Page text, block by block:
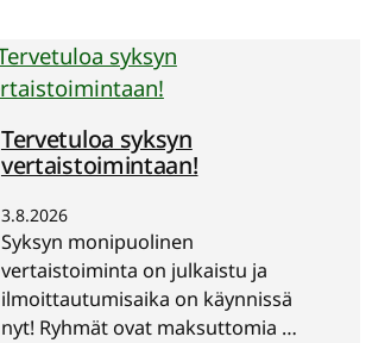
Tervetuloa syksyn
vertaistoimintaan!
3.8.2026
Syksyn monipuolinen
vertaistoiminta on julkaistu ja
ilmoittautumisaika on käynnissä
nyt! Ryhmät ovat maksuttomia ja